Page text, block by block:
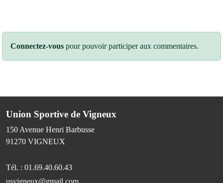
Connectez-vous pour pouvoir participer aux commentaires.
Union Sportive de Vigneux
150 Avenue Henri Barbusse
91270 VIGNEUX
Tél. : 01.69.40.60.43
usvigneux@gmail.com